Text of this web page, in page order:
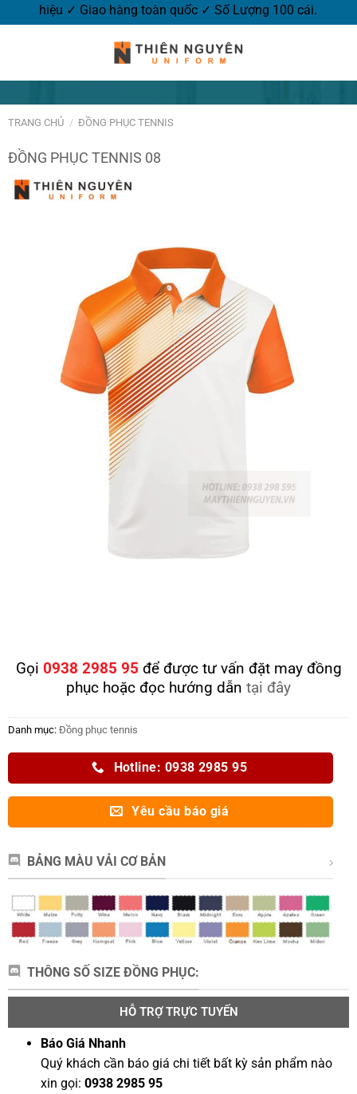
hiệu ✓ Giao hàng toàn quốc ✓ Số Lượng 100 cái.
TRANG CHỦ / ĐỒNG PHỤC TENNIS
ĐỒNG PHỤC TENNIS 08
Gọi 0938 2985 95 để được tư vấn đặt may đồng
phục hoặc đọc hướng dẫn tại đây
Danh mục: Đồng phục tennis
Hotline: 0938 2985 95
Yêu cầu báo giá
BẢNG MÀU VẢI CƠ BẢN
THÔNG SỐ SIZE ĐỒNG PHỤC:
HỖ TRỢ TRỰC TUYẾN
Báo Giá Nhanh
Quý khách cần báo giá chi tiết bất kỳ sản phẩm nào
xin gọi:0938 2985 95